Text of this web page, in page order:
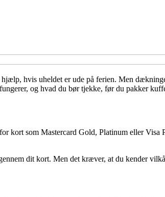
hvis uheldet er ude på ferien. Men
og hvad du bør tjekke, før du pakker
kort som Mastercard Gold, Platinum eller Visa
dit kort. Men det kræver, at du kender